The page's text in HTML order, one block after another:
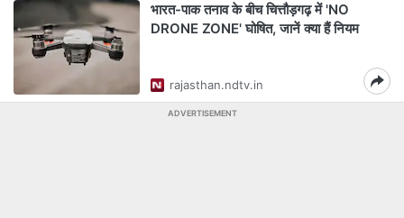
भारत-पाक तनाव के बीच चित्तौड़गढ़ में 'NO
DRONE ZONE' घोषित, जानें क्या हैं नियम
rajasthan.ndtv.in
ADVERTISEMENT